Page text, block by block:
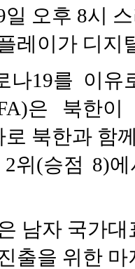
일 오후 8시
레이가 디지
나19를 이
은 북한
로 북한과 함
위(승점 8)
남자 국가대
출을 위한